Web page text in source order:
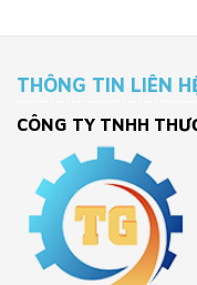
THÔNG TIN LIÊN
CÔNG TY TNHH